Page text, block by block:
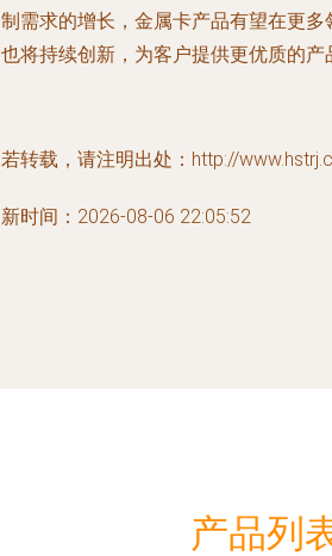
需求的增长，金属卡产品有望在更
将持续创新，为客户提供更优质的产
转载，请注明出处：http://
时间：2026-08-06 22:05:52
产品列